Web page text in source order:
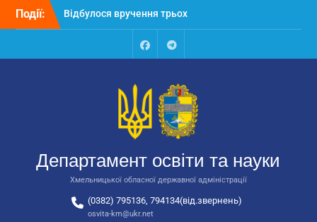
Перейти
Події:
автобусів для потреб
закладів освіти
Відбулося засідання
колегії Департаменту
державної адміністрації
Відбулась обласна
відповідальних за
виховання
FacebookTalegram
Департамент освіти та науки
Хмельницької обласної державної адміністрації
(0382) 795136, 794134(від.звернень)
osvita-km@ukr.net